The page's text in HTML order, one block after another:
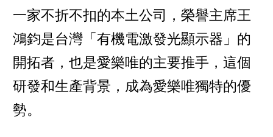
一家不折不扣的本土公司，榮譽主席王
鴻鈞是台灣「有機電激發光顯示器」的
開拓者，也是愛樂唯的主要推手，這個
研發和生產背景，成為愛樂唯獨特的優
勢。